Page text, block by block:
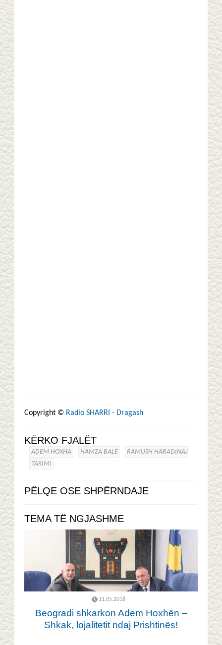
Copyright © Radio SHARRI - Dragash
KËRKO FJALËT
ADEM HOXHA HAMZA BALE
RAMUSH HARADINAJ
TAKIMI
PËLQE OSE SHPËRNDAJE
TEMA TË NGJASHME
11.05.2018
Beogradi shkarkon Adem Hoxhën –
Shkak, lojalitetit ndaj Prishtinës!